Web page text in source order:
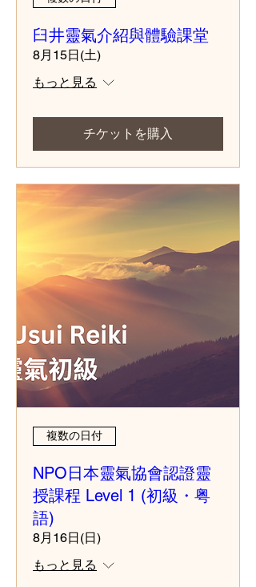
臼井靈氣介紹與體驗課堂
8月15日(土)
もっと見る
チケットを購入
複数の日付
NPO日本靈氣協會認證靈
授課程 Level 1 (初級・粤
語)
8月16日(日)
もっと見る